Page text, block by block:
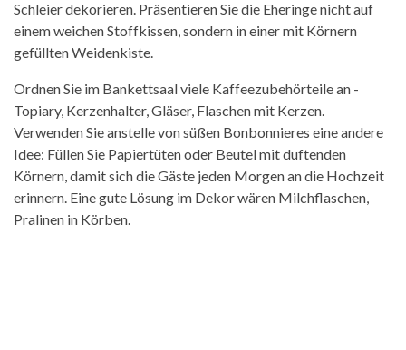
Schleier dekorieren. Präsentieren Sie die Eheringe nicht auf
einem weichen Stoffkissen, sondern in einer mit Körnern
gefüllten Weidenkiste.
Ordnen Sie im Bankettsaal viele Kaffeezubehörteile an -
Topiary, Kerzenhalter, Gläser, Flaschen mit Kerzen.
Verwenden Sie anstelle von süßen Bonbonnieres eine andere
Idee: Füllen Sie Papiertüten oder Beutel mit duftenden
Körnern, damit sich die Gäste jeden Morgen an die Hochzeit
erinnern. Eine gute Lösung im Dekor wären Milchflaschen,
Pralinen in Körben.